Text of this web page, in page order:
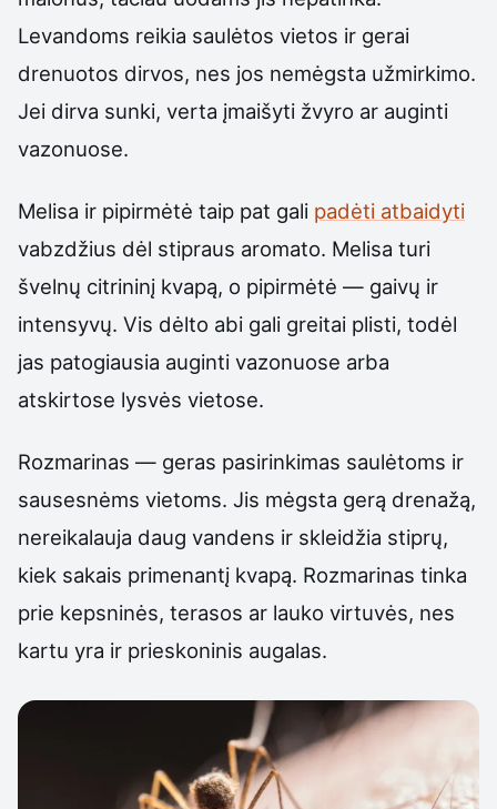
Levandoms reikia saulėtos vietos ir gerai
drenuotos dirvos, nes jos nemėgsta užmirkimo.
Jei dirva sunki, verta įmaišyti žvyro ar auginti
vazonuose.
Melisa ir pipirmėtė taip pat gali padėti atbaidyti
vabzdžius dėl stipraus aromato. Melisa turi
švelnų citrininį kvapą, o pipirmėtė — gaivų ir
intensyvų. Vis dėlto abi gali greitai plisti, todėl
jas patogiausia auginti vazonuose arba
atskirtose lysvės vietose.
Rozmarinas — geras pasirinkimas saulėtoms ir
sausesnėms vietoms. Jis mėgsta gerą drenažą,
nereikalauja daug vandens ir skleidžia stiprų,
kiek sakais primenantį kvapą. Rozmarinas tinka
prie kepsninės, terasos ar lauko virtuvės, nes
kartu yra ir prieskoninis augalas.